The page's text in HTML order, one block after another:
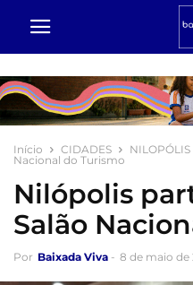
Início CIDADES NILOPÓLIS
Nacional do Turismo
Nilópolis
Salão
Por Baixada Viva - 8 de maio de